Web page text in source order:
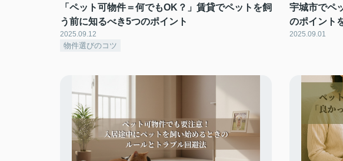
「ペット可物件＝何でもOK？」賃貸でペットを飼
う前に知るべき5つのポイント
2025.09.12
物件選びのコツ
宇城市でペ
のポイント
2025.09.01